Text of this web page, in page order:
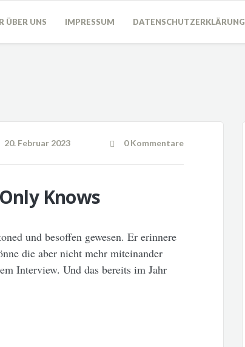
ÜBER UNS IMPRESSUM DATENSCHUTZERKLÄRUNG
20. Februar 2023 0 Kommentare
Knows
und besoffen gewesen. Er erinnere
die aber nicht mehr miteinander
Interview. Und das bereits im Jahr